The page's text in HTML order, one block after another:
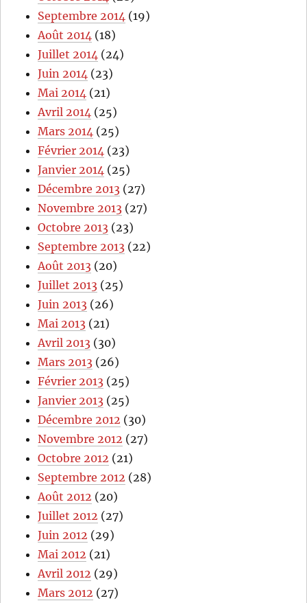
Septembre 2014 (19)
Août 2014 (18)
Juillet 2014 (24)
Juin 2014 (23)
Mai 2014 (21)
Avril 2014 (25)
Mars 2014 (25)
Février 2014 (23)
Janvier 2014 (25)
Décembre 2013 (27)
Novembre 2013 (27)
Octobre 2013 (23)
Septembre 2013 (22)
Août 2013 (20)
Juillet 2013 (25)
Juin 2013 (26)
Mai 2013 (21)
Avril 2013 (30)
Mars 2013 (26)
Février 2013 (25)
Janvier 2013 (25)
Décembre 2012 (30)
Novembre 2012 (27)
Octobre 2012 (21)
Septembre 2012 (28)
Août 2012 (20)
Juillet 2012 (27)
Juin 2012 (29)
Mai 2012 (21)
Avril 2012 (29)
Mars 2012 (27)